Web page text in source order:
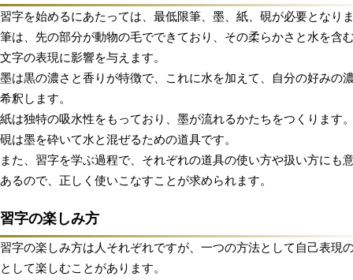
習字を始めるにあたっては、最低限筆、墨、紙、硯が必要となり
筆は、先の部分が動物の毛でできており、その柔らかさと水を含
文字の表現に影響を与えます。
墨は黒の濃さと香りが特徴で、これに水を加えて、自分の好みの
希釈します。
紙は独特の吸水性をもっており、墨が流れるかたちをつくります
硯は墨を砕いて水と混ぜるための道具です。
また、習字を学ぶ過程で、それぞれの道具の使い方や扱い方にも
あるので、正しく使いこなすことが求められます。
習字の楽しみ方
習字の楽しみ方は人それぞれですが、一つの方法として自己表現
として楽しむことがあります。